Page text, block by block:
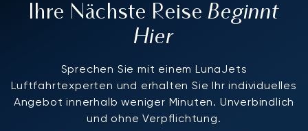
Ihre Nächste ReiseBeginnt
Hier
Sprechen Sie mit einem LunaJets
Luftfahrtexperten und erhalten Sie Ihr individuelles
Angebot innerhalb weniger Minuten. Unverbindlich
und ohne Verpflichtung.